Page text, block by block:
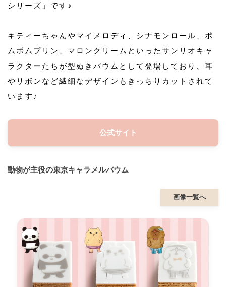
シリーズ」です♪
キティーちゃんやマイメロディ、シナモンロール、ポ
ムポムプリン、マロンクリームといったサンリオキャ
ラクターたちが型ぬきバウムとして登場しており、耳
やリボンなど繊細なデザインもきっちりカットされて
います♪
公式サイト
動物が主役の東京キャラメルバウム
画像一覧へ